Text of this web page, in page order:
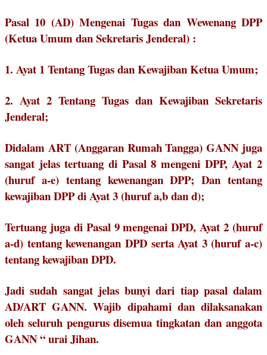
Pasal 10 (AD) Mengenai Tugas dan Wewenang DPP
(Ketua Umum dan Sekretaris Jenderal) :
1. Ayat 1 Tentang Tugas dan Kewajiban Ketua Umum;
2. Ayat 2 Tentang Tugas dan Kewajiban Sekretaris
Jenderal;
Didalam ART (Anggaran Rumah Tangga) GANN juga
sangat jelas tertuang di Pasal 8 mengeni DPP, Ayat 2
(huruf a-e) tentang kewenangan DPP; Dan tentang
kewajiban DPP di Ayat 3 (huruf a,b dan d);
Tertuang juga di Pasal 9 mengenai DPD, Ayat 2 (huruf
a-d) tentang kewenangan DPD serta Ayat 3 (huruf a-c)
tentang kewajiban DPD.
Jadi sudah sangat jelas bunyi dari tiap pasal dalam
AD/ART GANN. Wajib dipahami dan dilaksanakan
oleh seluruh pengurus disemua tingkatan dan anggota
GANN “ urai Jihan.